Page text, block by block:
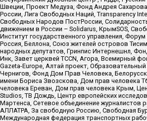
Швеции, Проект Медуза, Фонд Андрея
России, Лига Свободных Наций, Transparеncy
Свободных Народов ПостРоссии,
движением в России – Solidarus, КрымSOS,
Институт государственного управления,
Россия, Беллона, Союз жителей островов
народных депутатов, Гринпис Интернешнл,
Инк, Завет церквей TCCN, Агора, Всемирный
Gazeta-Europe, Алтай проект,
Чернигов, Фонд Дом Прав Человека,
имени Бориса Звозскова, Дом прав человека
человека Ереван, Дом прав человека Крым,
Studios, ТВ Дождь, Центр европейских
Мартенса, Сетевое объединение журналистов
АЛЛАТРА, За свободную Россию, Свободная
Международная федерация транспортных